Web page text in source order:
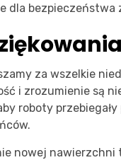
dla bezpieczeństwa
za wszelkie
i zrozumienie są
roboty
nowej